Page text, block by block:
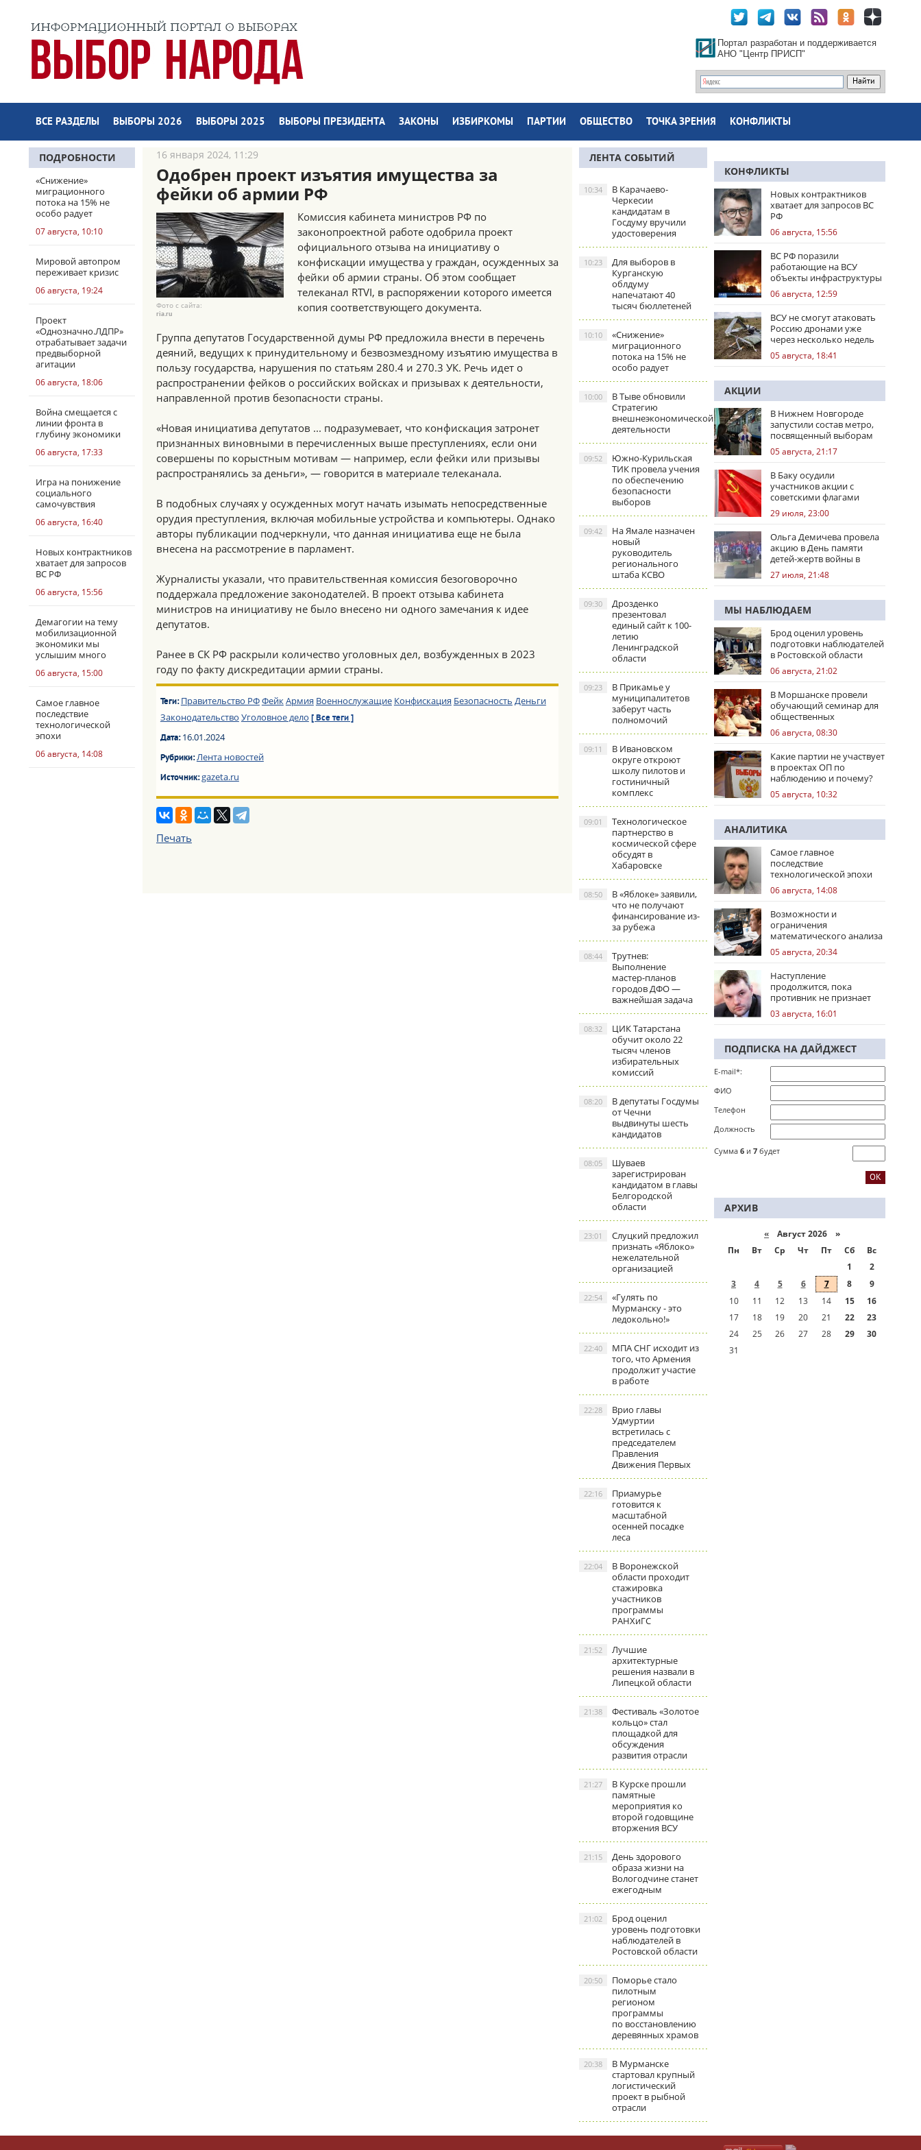
Портал разработан и поддерживается
АНО "Центр ПРИСП"
ВСЕ РАЗДЕЛЫ ВЫБОРЫ 2026 ВЫБОРЫ 2025 ВЫБОРЫ ПРЕЗИДЕНТА ЗАКОНЫ ИЗБИРКОМЫ ПАРТИИ ОБЩЕСТВО ТОЧКА ЗРЕНИЯ КОНФЛИКТЫ
ПОДРОБНОСТИ
«Снижение»
миграционного
потока на 15% не
особо радует
07 августа, 10:10
Мировой автопром
переживает кризис
06 августа, 19:24
Проект
«Однозначно.ЛДПР»
отрабатывает задачи
предвыборной
агитации
06 августа, 18:06
Война смещается с
линии фронта в
глубину экономики
06 августа, 17:33
Игра на понижение
социального
самочувствия
06 августа, 16:40
Новых контрактников
хватает для запросов
ВС РФ
06 августа, 15:56
Демагогии на тему
мобилизационной
экономики мы
услышим много
06 августа, 15:00
Самое главное
последствие
технологической
эпохи
06 августа, 14:08
16 января 2024, 11:29
Одобрен проект изъятия имущества за
фейки об армии РФ
Фото с сайта:
ria.ru
Комиссия кабинета министров РФ по
законопроектной работе одобрила проект
официального отзыва на инициативу о
конфискации имущества у граждан, осужденных за
фейки об армии страны. Об этом сообщает
телеканал RTVI, в распоряжении которого имеется
копия соответствующего документа.
Группа депутатов Государственной думы РФ предложила внести в перечень
деяний, ведущих к принудительному и безвозмездному изъятию имущества в
пользу государства, нарушения по статьям 280.4 и 270.3 УК. Речь идет о
распространении фейков о российских войсках и призывах к деятельности,
направленной против безопасности страны.
«Новая инициатива депутатов ... подразумевает, что конфискация затронет
признанных виновными в перечисленных выше преступлениях, если они
совершены по корыстным мотивам — например, если фейки или призывы
распространялись за деньги», — говорится в материале телеканала.
В подобных случаях у осужденных могут начать изымать непосредственные
орудия преступления, включая мобильные устройства и компьютеры. Однако
авторы публикации подчеркнули, что данная инициатива еще не была
внесена на рассмотрение в парламент.
Журналисты указали, что правительственная комиссия безоговорочно
поддержала предложение законодателей. В проект отзыва кабинета
министров на инициативу не было внесено ни одного замечания к идее
депутатов.
Ранее в СК РФ раскрыли количество уголовных дел, возбужденных в 2023
году по факту дискредитации армии страны.
Теги: Правительство РФФейкАрмия Военнослужащие Конфискация Безопасность Деньги
Законодательство Уголовное дело [ Все теги ]
Дата:16.01.2024
Рубрики:Лента новостей
Источник:gazeta.ru
Печать
ЛЕНТА СОБЫТИЙ
В Карачаево-
Черкесии
кандидатам в
Госдуму вручили
удостоверения
10:34
Для выборов в
Курганскую
облдуму
напечатают 40
тысяч бюллетеней
10:23
«Снижение»
миграционного
потока на 15% не
особо радует
10:10
В Тыве обновили
Стратегию
внешнеэкономической
деятельности
10:00
Южно-Курильская
ТИК провела учения
по обеспечению
безопасности
выборов
09:52
На Ямале назначен
новый
руководитель
регионального
штаба КСВО
09:42
Дрозденко
презентовал
единый сайт к 100-
летию
Ленинградской
области
09:30
В Прикамье у
муниципалитетов
заберут часть
полномочий
09:23
В Ивановском
округе откроют
школу пилотов и
гостиничный
комплекс
09:11
Технологическое
партнерство в
космической сфере
обсудят в
Хабаровске
09:01
В «Яблоке» заявили,
что не получают
финансирование из-
за рубежа
08:50
Трутнев:
Выполнение
мастер-планов
городов ДФО —
важнейшая задача
08:44
ЦИК Татарстана
обучит около 22
тысяч членов
избирательных
комиссий
08:32
В депутаты Госдумы
от Чечни
выдвинуты шесть
кандидатов
08:20
Шуваев
зарегистрирован
кандидатом в главы
Белгородской
области
08:05
Слуцкий предложил
признать «Яблоко»
нежелательной
организацией
23:01
«Гулять по
Мурманску - это
ледокольно!»
22:54
МПА СНГ исходит из
того, что Армения
продолжит участие
в работе
22:40
Врио главы
Удмуртии
встретилась с
председателем
Правления
Движения Первых
22:28
Приамурье
готовится к
масштабной
осенней посадке
леса
22:16
В Воронежской
области проходит
стажировка
участников
программы
РАНХиГС
22:04
Лучшие
архитектурные
решения назвали в
Липецкой области
21:52
Фестиваль «Золотое
кольцо» стал
площадкой для
обсуждения
развития отрасли
21:38
В Курске прошли
памятные
мероприятия ко
второй годовщине
вторжения ВСУ
21:27
День здорового
образа жизни на
Вологодчине станет
ежегодным
21:15
Брод оценил
уровень подготовки
наблюдателей в
Ростовской области
21:02
Поморье стало
пилотным
регионом
программы
по восстановлению
деревянных храмов
20:50
В Мурманске
стартовал крупный
логистический
проект в рыбной
отрасли
20:38
КОНФЛИКТЫ
Новых контрактников
хватает для запросов ВС
РФ
06 августа, 15:56
ВС РФ поразили
работающие на ВСУ
объекты инфраструктуры
и центры логистики
06 августа, 12:59
ВСУ не смогут атаковать
Россию дронами уже
через несколько недель
05 августа, 18:41
АКЦИИ
В Нижнем Новгороде
запустили состав метро,
посвященный выборам
05 августа, 21:17
В Баку осудили
участников акции с
советскими флагами
29 июля, 23:00
Ольга Демичева провела
акцию в День памяти
детей-жертв войны в
Донбассе
27 июля, 21:48
МЫ НАБЛЮДАЕМ
Брод оценил уровень
подготовки наблюдателей
в Ростовской области
06 августа, 21:02
В Моршанске провели
обучающий семинар для
общественных
наблюдателей
06 августа, 08:30
Какие партии не участвует
в проектах ОП по
наблюдению и почему?
05 августа, 10:32
АНАЛИТИКА
Самое главное
последствие
технологической эпохи
06 августа, 14:08
Возможности и
ограничения
математического анализа
избирательных кампаний
05 августа, 20:34
Наступление
продолжится, пока
противник не признает
стратегическое
поражение
03 августа, 16:01
ПОДПИСКА НА ДАЙДЖЕСТ
E-mail*:
ФИО
Телефон
Должность
Сумма 6 и 7 будет
АРХИВ
« Август 2026 »
Пн
Вт Ср Чт Пт Сб
Вс
1
2
3
4 5 6 7 8
9
10
11 12 13 14 15
16
17
18 19 20 21 22
23
24
25 26 27 28 29
30
31